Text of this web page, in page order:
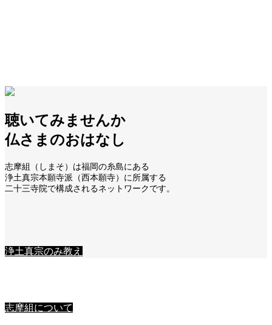
聴いてみませんか
仏さまのおはなし
志摩組（しまそ）は福岡の糸島にある
浄土真宗本願寺派（西本願寺）に所属する
二十三寺院で構成されるネットワークです。
浄土真宗のみ教え
志摩組について